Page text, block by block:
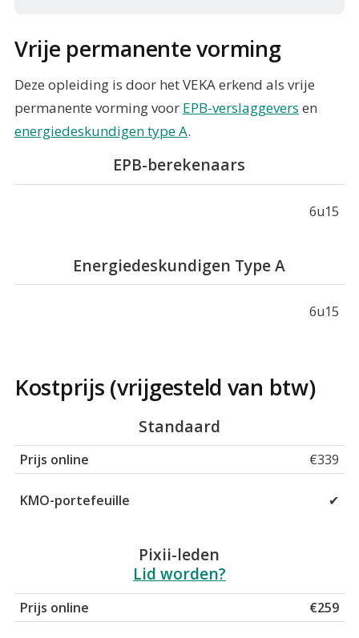
Vrije permanente vorming
Deze opleiding is door het VEKA erkend als vrije
permanente vorming voor EPB-verslaggevers en
energiedeskundigen type A.
EPB-berekenaars
6u15
Energiedeskundigen Type A
6u15
Kostprijs (vrijgesteld van btw)
Online eigen tempo KMO-portefeuille
Standaard
€339
✔
Pixii-leden
Lid worden?
€259